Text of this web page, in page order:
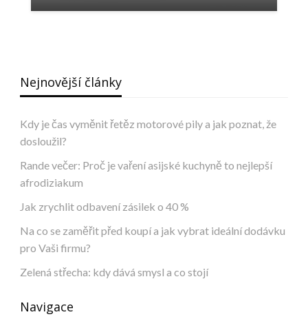
Nejnovější články
Kdy je čas vyměnit řetěz motorové pily a jak poznat, že
dosloužil?
Rande večer: Proč je vaření asijské kuchyně to nejlepší
afrodiziakum
Jak zrychlit odbavení zásilek o 40 %
Na co se zaměřit před koupí a jak vybrat ideální dodávku
pro Vaši firmu?
Zelená střecha: kdy dává smysl a co stojí
Navigace